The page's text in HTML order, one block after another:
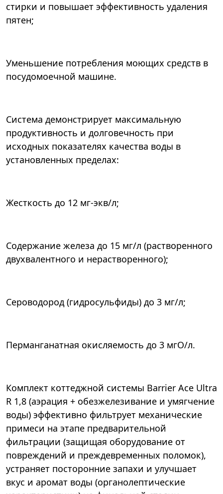
стирки и повышает эффективность удаления
пятен;
Уменьшение потребления моющих средств в
посудомоечной машине.
Система демонстрирует максимальную
продуктивность и долговечность при
исходных показателях качества воды в
установленных пределах:
Жесткость до 12 мг-экв/л;
Содержание железа до 15 мг/л (растворенного
двухвалентного и нерастворенного);
Сероводород (гидросульфиды) до 3 мг/л;
Перманганатная окисляемость до 3 мгО/л.
Комплект коттеджной системы Barrier Ace Ultra
R 1,8 (аэрация + обезжелезивание и умягчение
воды) эффективно фильтрует механические
примеси на этапе предварительной
фильтрации (защищая оборудование от
повреждений и преждевременных поломок),
устраняет посторонние запахи и улучшает
вкус и аромат воды (органолептические